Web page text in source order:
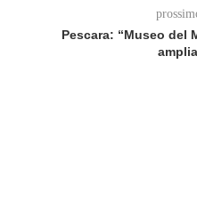
Pescara: “Museo del